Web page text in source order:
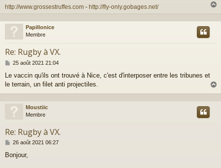
http://www.grossestruffes.com - http://fly-only.gobages.net/
u
Papillonice
Membre
Re: Rugby à VX.
M
s
s
e
25 août 2021 21:04
Le vaccin qu'ils ont trouvé à Nice, c'est d'interposer entre les tribunes et
le terrain, un filet anti projectiles.
a
Moustiic
Membre
Re: Rugby à VX.
M
s
26 août 2021 06:27
Bonjour,